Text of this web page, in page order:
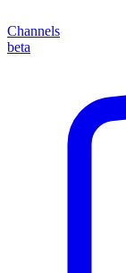
Channels
beta